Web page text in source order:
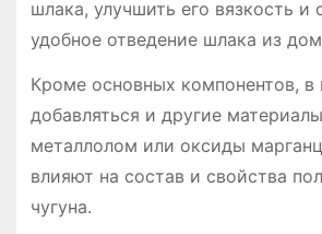
шлака, улучшить его вязкость и
удобное отведение шлака из
Кроме основных компонентов, в
добавляться и другие
металлолом или оксиды
влияют на состав и свойства
чугуна.